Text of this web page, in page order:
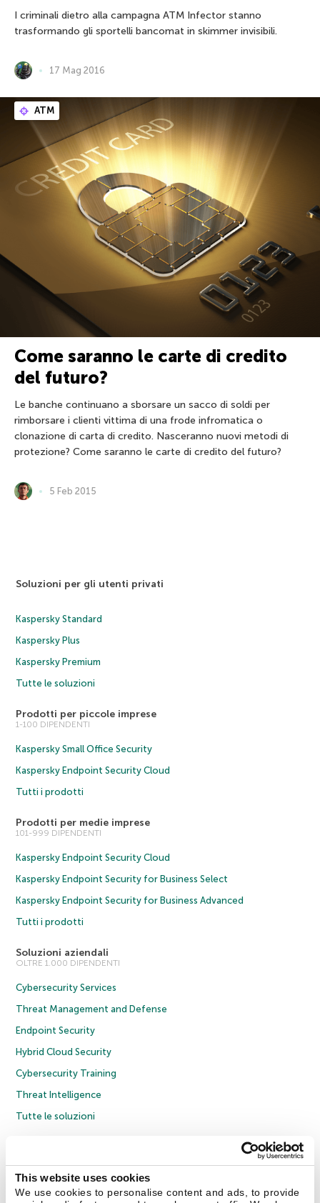
This website uses cookies
We use cookies to personalise content and ads, to provide
I criminali dietro alla campagna ATM Infector stanno
trasformando gli sportelli bancomat in skimmer invisibili.
17 Mag 2016
ATM
Come saranno le carte di credito
del futuro?
Le banche continuano a sborsare un sacco di soldi per
rimborsare i clienti vittima di una frode infromatica o
clonazione di carta di credito. Nasceranno nuovi metodi di
protezione? Come saranno le carte di credito del futuro?
5 Feb 2015
Soluzioni per gli utenti privati
Kaspersky Standard
Kaspersky Plus
Kaspersky Premium
Tutte le soluzioni
Prodotti per piccole imprese
1-100 DIPENDENTI
Kaspersky Small Office Security
Kaspersky Endpoint Security Cloud
Tutti i prodotti
Prodotti per medie imprese
101-999 DIPENDENTI
Kaspersky Endpoint Security Cloud
Kaspersky Endpoint Security for Business Select
Kaspersky Endpoint Security for Business Advanced
Tutti i prodotti
Soluzioni aziendali
OLTRE 1.000 DIPENDENTI
Cybersecurity Services
Threat Management and Defense
Endpoint Security
Hybrid Cloud Security
Cybersecurity Training
Threat Intelligence
Tutte le soluzioni
Informativa sulla privacy
Policy anticorruzione
Contratto di licenza B2C
Cookies